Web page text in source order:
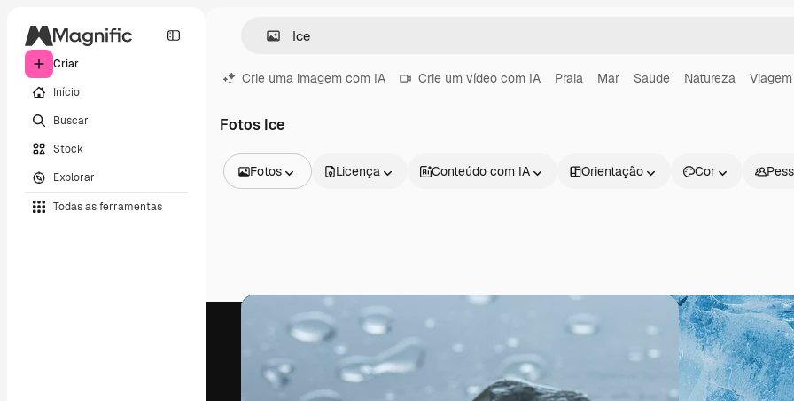
Criar
Início
Buscar
Stock
Explorar
Todas as ferramentas
Crie uma imagem com IA Crie um vídeo com IA Praia Mar Saude Natureza Viagem
Fotos Ice
Fotos
Vídeos
Clipes de vídeo
Modelos de vídeos
Modelos 3D
Licença Conteúdo com IA Orientação Cor
Começar